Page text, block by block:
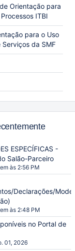
Orientação para
ITBI
para o Uso
da SMF
ESPECÍFICAS -
Salão-Parceiro
às 2:56 PM
Declarações/Modelo
às 2:48 PM
no Portal de
01, 2026